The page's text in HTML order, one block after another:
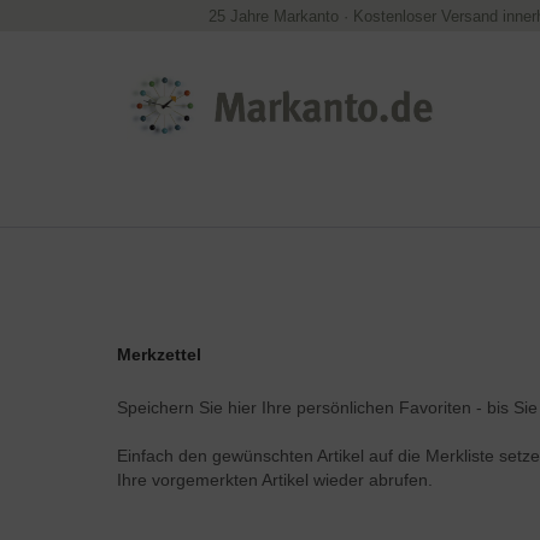
25 Jahre Markanto · Kostenloser Versand
Merkzettel
Speichern Sie hier Ihre persönlichen Favoriten - bis
Einfach den gewünschten Artikel auf die Merkliste
Ihre vorgemerkten Artikel wieder abrufen.